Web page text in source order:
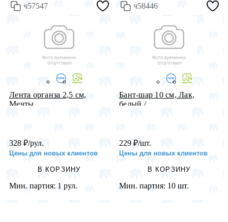
ч57547
Лента органза 2,5 см,
Мечты, ...
328 ₽/рул.
Цены для новых клиентов
В КОРЗИНУ
Мин. партия: 1 рул.
ч58446
Бант-шар 10 см, Лак,
белый /...
229 ₽/шт.
Цены для новых клиентов
В КОРЗИНУ
Мин. партия: 10 шт.